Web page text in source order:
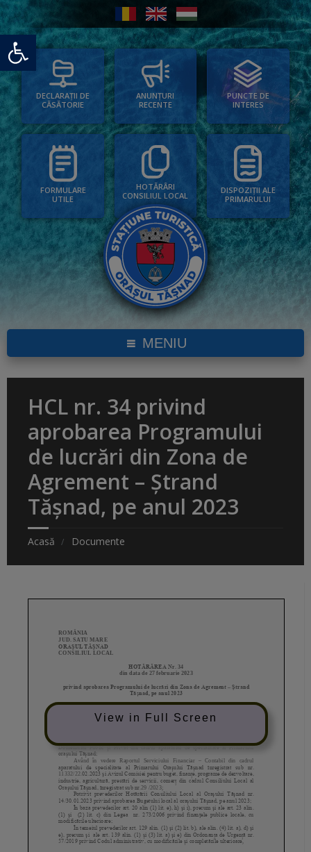
Deschide bara de unelte
DECLARAȚII DE
CĂSĂTORIE
ANUNȚURI
RECENTE
PUNCTE DE
INTERES
FORMULARE
UTILE
HOTĂRÂRI
CONSILIUL LOCAL
DISPOZIȚII ALE
PRIMARULUI
MENIU
HCL nr. 34 privind
aprobarea Programului
de lucrări din Zona de
Agrement – Ștrand
Tășnad, pe anul 2023
Acasă Documente
View in Full Screen